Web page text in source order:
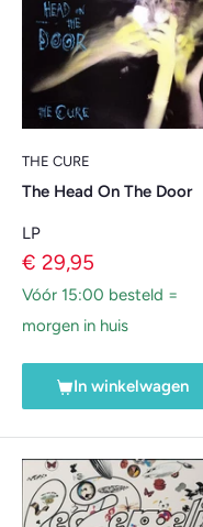
THE CURE
The Head On The Door
LP
Verkoopprijs
€ 29,95
Vóór 15:00 besteld =
morgen in huis
In winkelwagen